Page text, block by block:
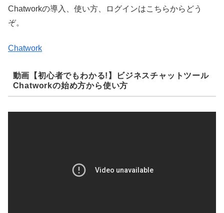
Chatworkの導入、使い方、ログインはこちらからどう
ぞ。
Chatwork
動画【初心者でもわかる!】ビジネスチャットツール
Chatworkの始め方から使い方